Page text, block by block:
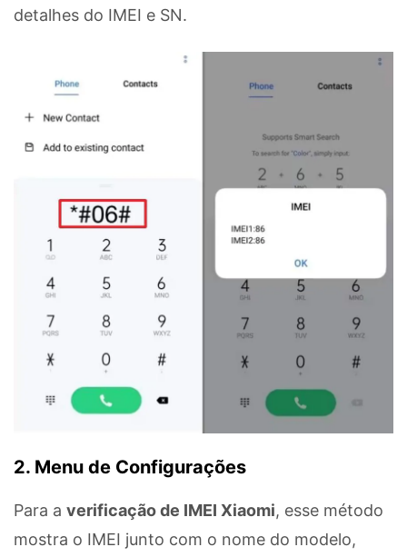
detalhes do IMEI e SN.
2. Menu de Configurações
Para a verificação de IMEI Xiaomi, esse método
mostra o IMEI junto com o nome do modelo,